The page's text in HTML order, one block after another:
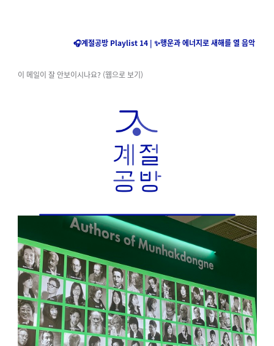
🎧계절공방 Playlist 14 | ✨행운과 에너지로 새해를 열 음악
이 메일이 잘 안보이시나요? (웹으로 보기)